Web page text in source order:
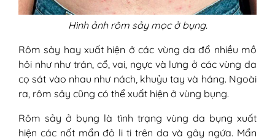
Hình ảnh rôm sảy mọc ở bụng.
Rôm sảy hay xuất hiện ở các vùng da đổ nhiều mồ
hôi như như trán, cổ, vai, ngực và lưng ở các vùng da
cọ sát vào nhau như nách, khuỷu tay và háng. Ngoài
ra, rôm sảy cũng có thể xuất hiện ở vùng bụng.
Rôm sảy ở bụng là tình trạng vùng da bụng xuất
hiện các nốt mẩn đỏ li ti trên da và gây ngứa. Mẩn